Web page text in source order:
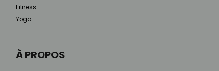
À PROPOS
Fitness
Yoga